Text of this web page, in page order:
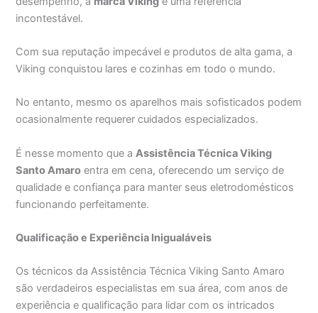
incontestável.
Com sua reputação impecável e produtos de alta gama, a
Viking conquistou lares e cozinhas em todo o mundo.
No entanto, mesmo os aparelhos mais sofisticados podem
ocasionalmente requerer cuidados especializados.
É nesse momento que aAssistência Técnica Viking
Santo Amaro entra em cena, oferecendo um serviço de
qualidade e confiança para manter seus eletrodomésticos
funcionando perfeitamente.
Qualificação e Experiência Inigualáveis
Os técnicos da Assistência Técnica Viking Santo Amaro
são verdadeiros especialistas em sua área, com anos de
experiência e qualificação para lidar com os intricados